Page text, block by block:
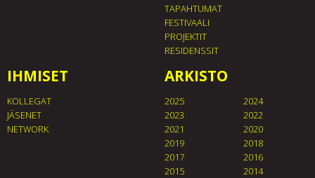
TAPAHTUMAT
FESTIVAALI
PROJEKTIT
RESIDENSSIT
IHMISET
KOLLEGAT
JÄSENET
NETWORK
ARKISTO
2025
2024
2023
2022
2021
2020
2019
2018
2017
2016
2015
2014